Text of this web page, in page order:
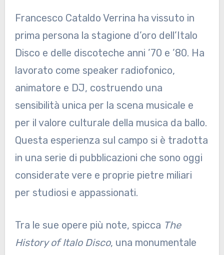
Francesco Cataldo Verrina ha vissuto in
prima persona la stagione d’oro dell’Italo
Disco e delle discoteche anni ’70 e ’80. Ha
lavorato come speaker radiofonico,
animatore e DJ, costruendo una
sensibilità unica per la scena musicale e
per il valore culturale della musica da ballo.
Questa esperienza sul campo si è tradotta
in una serie di pubblicazioni che sono oggi
considerate vere e proprie pietre miliari
per studiosi e appassionati.
Tra le sue opere più note, spicca The
History of Italo Disco, una monumentale